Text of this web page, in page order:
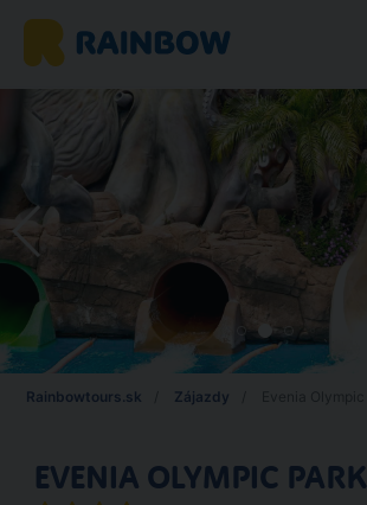
Rainbowtours.sk Zájazdy
EVENIA OLYMPIC PARK